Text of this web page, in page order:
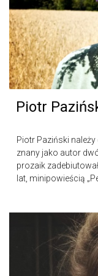
Piotr
Piotr Paziński
znany jako autor
prozaik
lat, minipowieścią